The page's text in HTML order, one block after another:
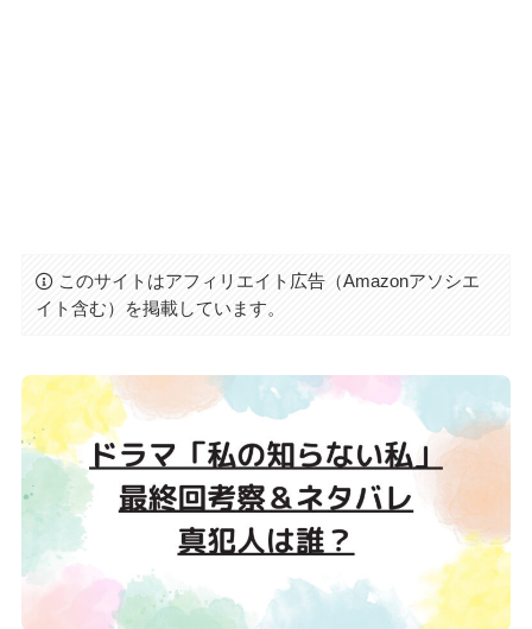
このサイトはアフィリエイト広告（Amazonアソシエ
イト含む）を掲載しています。